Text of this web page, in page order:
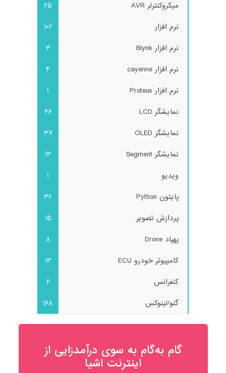
میکروکنترلر AVR
25
نرم افزار
102
نرم افزار Blynk
3
نرم افزار cayenne
4
نرم افزار Proteus
1
نمایشگر LCD
46
نمایشگر OLED
37
نمایشگر Segment
13
ویدیو
1
پایتون Python
32
پردازش تصویر
15
پهپاد Drone
8
کامپیوتر خودرو ECU
13
کنفرانس
2
گنو/لینوکس
168
گام به‌گام به‌ سوی درآمدزایی از
اینترنت اشیا